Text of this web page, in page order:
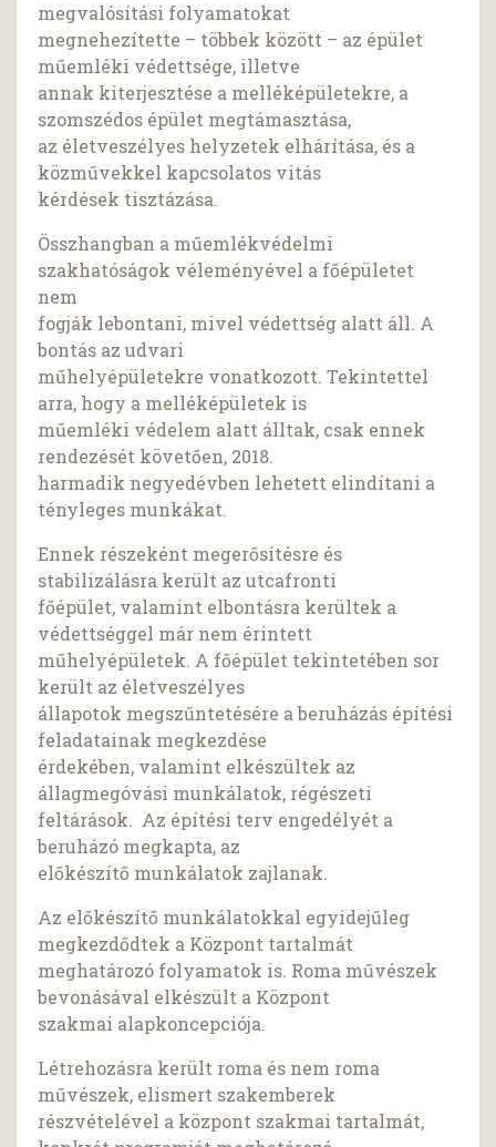
megvalósítási folyamatokat
megnehezítette – többek között – az épület
műemléki védettsége, illetve
annak kiterjesztése a melléképületekre, a
szomszédos épület megtámasztása,
az életveszélyes helyzetek elhárítása, és a
közművekkel kapcsolatos vitás
kérdések tisztázása.
Összhangban a műemlékvédelmi
szakhatóságok véleményével a főépületet
nem
fogják lebontani, mivel védettség alatt áll. A
bontás az udvari
műhelyépületekre vonatkozott. Tekintettel
arra, hogy a melléképületek is
műemléki védelem alatt álltak, csak ennek
rendezését követően, 2018.
harmadik negyedévben lehetett elindítani a
tényleges munkákat.
Ennek részeként megerősítésre és
stabilizálásra került az utcafronti
főépület, valamint elbontásra kerültek a
védettséggel már nem érintett
műhelyépületek. A főépület tekintetében sor
került az életveszélyes
állapotok megszűntetésére a beruházás építési
feladatainak megkezdése
érdekében, valamint elkészültek az
állagmegóvási munkálatok, régészeti
feltárások. Az építési terv engedélyét a
beruházó megkapta, az
előkészítő munkálatok zajlanak.
Az előkészítő munkálatokkal egyidejűleg
megkezdődtek a Központ tartalmát
meghatározó folyamatok is. Roma művészek
bevonásával elkészült a Központ
szakmai alapkoncepciója.
Létrehozásra került roma és nem roma
művészek, elismert szakemberek
részvételével a központ szakmai tartalmát,